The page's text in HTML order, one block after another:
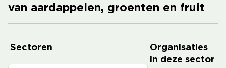
van aardappelen, groenten en fruit
Sectoren
Organisaties
in deze sector